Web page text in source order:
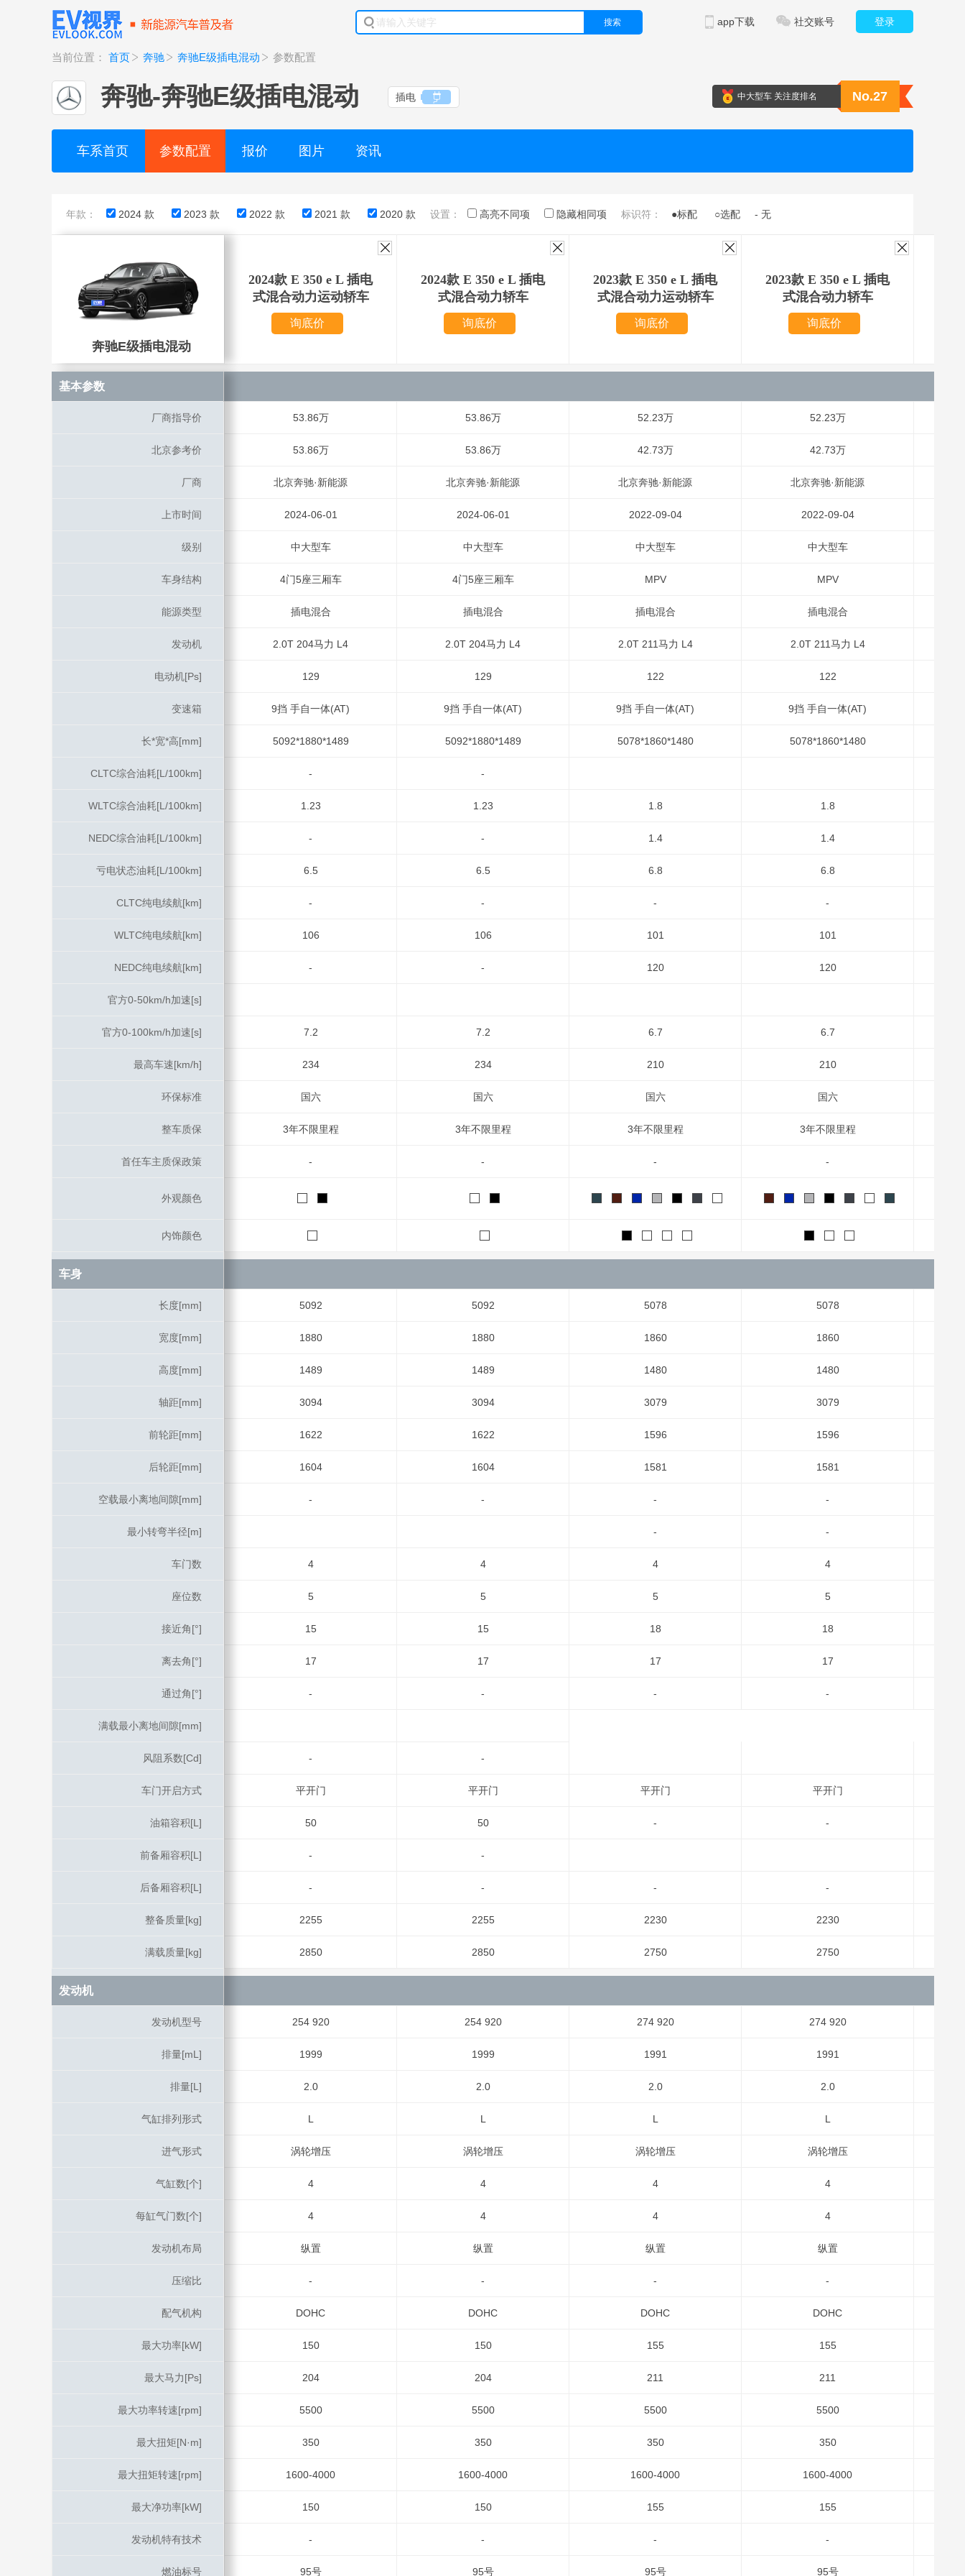
搜索 登录
社交账号
app下载
当前位置： 首页 奔驰 奔驰E级插电混动 参数配置
奔驰-奔驰E级插电混动 插电 中大型车 关注度排名 No.27
车系首页 参数配置 报价 图片 资讯
年款： 2024 款 2023 款 2022 款 2021 款 2020 款 设置： 高亮不同项 隐藏相同项 标识符： ●标配 ○选配 - 无
奔驰E级插电混动
奔驰E级插电混动
2024款 E 350 e L 插电
式混合动力运动轿车
询底价
2024款 E 350 e L 插电
式混合动力轿车
询底价
2023款 E 350 e L 插电
式混合动力运动轿车
询底价
2023款 E 350 e L 插电
式混合动力轿车
询底价
基本参数
厂商指导价 53.86万 53.86万 52.23万 52.23万
北京参考价 53.86万 53.86万 42.73万 42.73万
厂商 北京奔驰·新能源 北京奔驰·新能源 北京奔驰·新能源 北京奔驰·新能源
上市时间 2024-06-01 2024-06-01 2022-09-04 2022-09-04
级别 中大型车 中大型车 中大型车 中大型车
车身结构 4门5座三厢车 4门5座三厢车 MPV MPV
能源类型 插电混合 插电混合 插电混合 插电混合
发动机 2.0T 204马力 L4 2.0T 204马力 L4 2.0T 211马力 L4 2.0T 211马力 L4
电动机[Ps] 129 129 122 122
变速箱 9挡 手自一体(AT) 9挡 手自一体(AT) 9挡 手自一体(AT) 9挡 手自一体(AT)
长*宽*高[mm] 5092*1880*1489 5092*1880*1489 5078*1860*1480 5078*1860*1480
CLTC综合油耗[L/100km] - -
WLTC综合油耗[L/100km] 1.23 1.23 1.8 1.8
NEDC综合油耗[L/100km] - - 1.4 1.4
亏电状态油耗[L/100km] 6.5 6.5 6.8 6.8
CLTC纯电续航[km] - - - -
WLTC纯电续航[km] 106 106 101 101
NEDC纯电续航[km] - - 120 120
官方0-50km/h加速[s]
官方0-100km/h加速[s] 7.2 7.2 6.7 6.7
最高车速[km/h] 234 234 210 210
环保标准 国六 国六 国六 国六
整车质保 3年不限里程 3年不限里程 3年不限里程 3年不限里程
首任车主质保政策 - - - -
外观颜色
内饰颜色
车身
长度[mm] 5092 5092 5078 5078
宽度[mm] 1880 1880 1860 1860
高度[mm] 1489 1489 1480 1480
轴距[mm] 3094 3094 3079 3079
前轮距[mm] 1622 1622 1596 1596
后轮距[mm] 1604 1604 1581 1581
空载最小离地间隙[mm] - - - -
最小转弯半径[m] - -
车门数 4 4 4 4
座位数 5 5 5 5
接近角[°] 15 15 18 18
离去角[°] 17 17 17 17
通过角[°] - - - -
满载最小离地间隙[mm]
风阻系数[Cd] - -
车门开启方式 平开门 平开门 平开门 平开门
油箱容积[L] 50 50 - -
前备厢容积[L] - -
后备厢容积[L] - - - -
整备质量[kg] 2255 2255 2230 2230
满载质量[kg] 2850 2850 2750 2750
发动机
发动机型号 254 920 254 920 274 920 274 920
排量[mL] 1999 1999 1991 1991
排量[L] 2.0 2.0 2.0 2.0
气缸排列形式 L L L L
进气形式 涡轮增压 涡轮增压 涡轮增压 涡轮增压
气缸数[个] 4 4 4 4
每缸气门数[个] 4 4 4 4
发动机布局 纵置 纵置 纵置 纵置
压缩比 - - - -
配气机构 DOHC DOHC DOHC DOHC
最大功率[kW] 150 150 155 155
最大马力[Ps] 204 204 211 211
最大功率转速[rpm] 5500 5500 5500 5500
最大扭矩[N·m] 350 350 350 350
最大扭矩转速[rpm] 1600-4000 1600-4000 1600-4000 1600-4000
最大净功率[kW] 150 150 155 155
发动机特有技术 - - - -
燃油标号 95号 95号 95号 95号
基本参数
厂商指导价
北京参考价
厂商
上市时间
级别
车身结构
能源类型
发动机
电动机[Ps]
变速箱
长*宽*高[mm]
CLTC综合油耗[L/100km]
WLTC综合油耗[L/100km]
NEDC综合油耗[L/100km]
亏电状态油耗[L/100km]
CLTC纯电续航[km]
WLTC纯电续航[km]
NEDC纯电续航[km]
官方0-50km/h加速[s]
官方0-100km/h加速[s]
最高车速[km/h]
环保标准
整车质保
首任车主质保政策
外观颜色
内饰颜色
车身
长度[mm]
宽度[mm]
高度[mm]
轴距[mm]
前轮距[mm]
后轮距[mm]
空载最小离地间隙[mm]
最小转弯半径[m]
车门数
座位数
接近角[°]
离去角[°]
通过角[°]
满载最小离地间隙[mm]
风阻系数[Cd]
车门开启方式
油箱容积[L]
前备厢容积[L]
后备厢容积[L]
整备质量[kg]
满载质量[kg]
发动机
发动机型号
排量[mL]
排量[L]
气缸排列形式
进气形式
气缸数[个]
每缸气门数[个]
发动机布局
压缩比
配气机构
最大功率[kW]
最大马力[Ps]
最大功率转速[rpm]
最大扭矩[N·m]
最大扭矩转速[rpm]
最大净功率[kW]
发动机特有技术
燃油标号